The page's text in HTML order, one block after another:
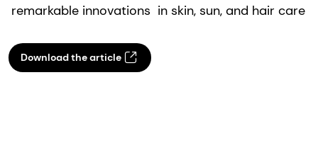
remarkable innovations in skin, sun, and hair care
Download the article